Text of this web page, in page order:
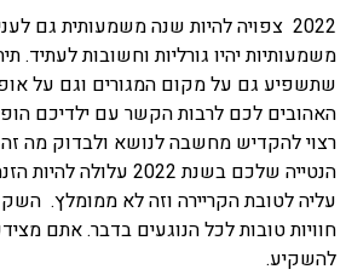
2022 צפויה להיות שנה משמעותית גם
משמעותיות יהיו גורליות וחשובות
שתשפיע גם על מקום המגורים וגם על
האהובים לכם לרבות הקשר עם ילדיכם
רצוי להקדיש מחשבה לנושא ולבדוק מה
הנטייה שלכם בשנת 2022
עליה לטובת הקריירה וזה לא ממומלץ.
חוויות טובות לכל הנוגעים בדבר. אתם
להשקיע.